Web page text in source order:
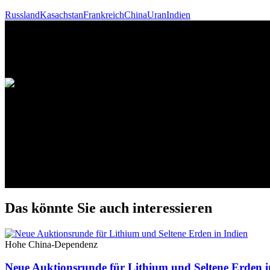
RusslandKasachstanFrankreichChinaUranIndien
Das könnte Sie auch interessieren
Hohe China-Dependenz